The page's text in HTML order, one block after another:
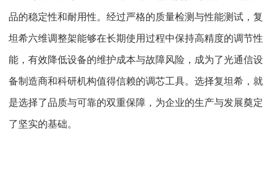
品的稳定性和耐用性。经过严格的质量检测与性能测试，复
坦希六维调整架能够在长期使用过程中保持高精度的调节性
能，有效降低设备的维护成本与故障风险，成为了光通信设
备制造商和科研机构值得信赖的调芯工具。选择复坦希，就
是选择了品质与可靠的双重保障，为企业的生产与发展奠定
了坚实的基础。